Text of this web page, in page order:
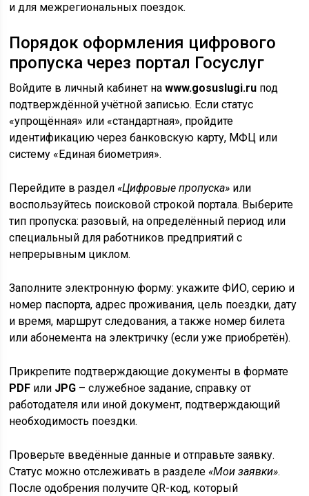
и для межрегиональных поездок.
Порядок оформления цифрового
пропуска через портал Госуслуг
Войдите в личный кабинет наwww.gosuslugi.ru под
подтверждённой учётной записью. Если статус
«упрощённая» или «стандартная», пройдите
идентификацию через банковскую карту, МФЦ или
систему «Единая биометрия».
Перейдите в раздел«Цифровые пропуска» или
воспользуйтесь поисковой строкой портала. Выберите
тип пропуска: разовый, на определённый период или
специальный для работников предприятий с
непрерывным циклом.
Заполните электронную форму: укажите ФИО, серию и
номер паспорта, адрес проживания, цель поездки, дату
и время, маршрут следования, а также номер билета
или абонемента на электричку (если уже приобретён).
Прикрепите подтверждающие документы в формате
PDF или JPG – служебное задание, справку от
работодателя или иной документ, подтверждающий
необходимость поездки.
Проверьте введённые данные и отправьте заявку.
Статус можно отслеживать в разделе«Мои заявки».
После одобрения получите QR-код, который